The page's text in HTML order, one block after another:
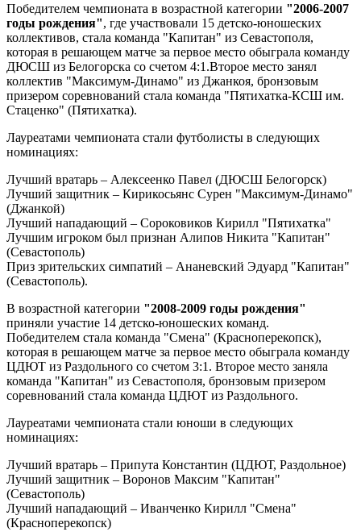
Победителем чемпионата в возрастной категории "2006-2007
годы рождения", где участвовали 15 детско-юношеских
коллективов, стала команда "Капитан" из Севастополя,
которая в решающем матче за первое место обыграла команду
ДЮСШ из Белогорска со счетом 4:1.Второе место занял
коллектив "Максимум-Динамо" из Джанкоя, бронзовым
призером соревнований стала команда "Пятихатка-КСШ им.
Стаценко" (Пятихатка).
Лауреатами чемпионата стали футболисты в следующих
номинациях:
Лучший вратарь – Алексеенко Павел (ДЮСШ Белогорск)
Лучший защитник – Кирикосьянс Сурен "Максимум-Динамо"
(Джанкой)
Лучший нападающий – Сороковиков Кирилл "Пятихатка"
Лучшим игроком был признан Алипов Никита "Капитан"
(Севастополь)
Приз зрительских симпатий – Ананевский Эдуард "Капитан"
(Севастополь).
В возрастной категории "2008-2009 годы рождения"
приняли участие 14 детско-юношеских команд.
Победителем стала команда "Смена" (Красноперекопск),
которая в решающем матче за первое место обыграла команду
ЦДЮТ из Раздольного со счетом 3:1. Второе место заняла
команда "Капитан" из Севастополя, бронзовым призером
соревнований стала команда ЦДЮТ из Раздольного.
Лауреатами чемпионата стали юноши в следующих
номинациях:
Лучший вратарь – Припута Константин (ЦДЮТ, Раздольное)
Лучший защитник – Воронов Максим "Капитан"
(Севастополь)
Лучший нападающий – Иванченко Кирилл "Смена"
(Красноперекопск)